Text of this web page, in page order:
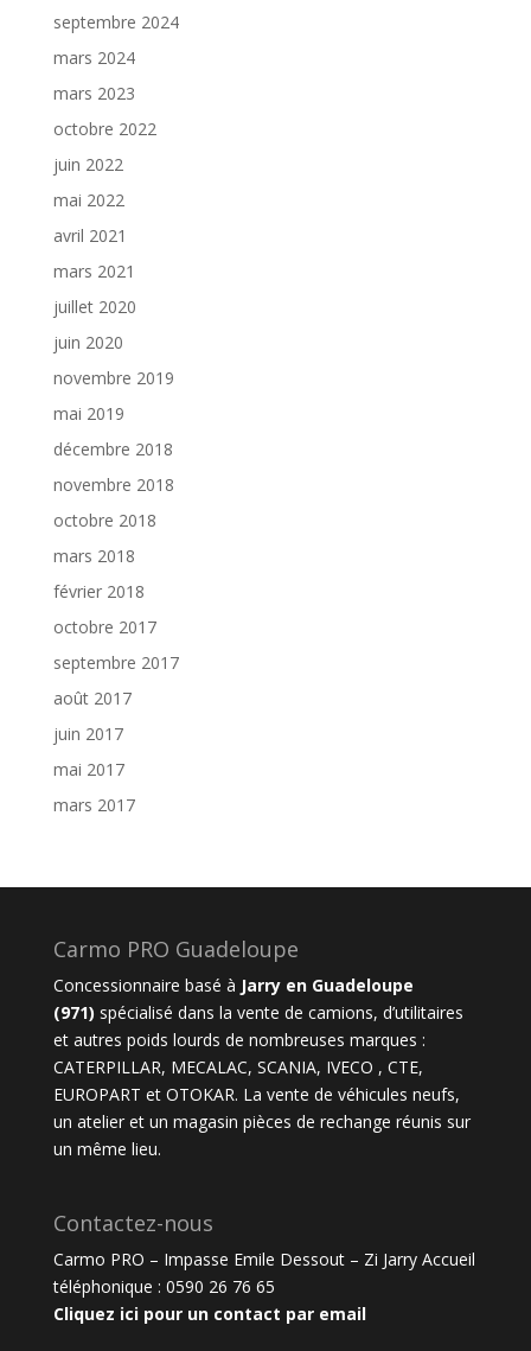
septembre 2024
mars 2024
mars 2023
octobre 2022
juin 2022
mai 2022
avril 2021
mars 2021
juillet 2020
juin 2020
novembre 2019
mai 2019
décembre 2018
novembre 2018
octobre 2018
mars 2018
février 2018
octobre 2017
septembre 2017
août 2017
juin 2017
mai 2017
mars 2017
Carmo PRO Guadeloupe
Concessionnaire basé à Jarry en Guadeloupe
(971) spécialisé dans la vente de camions, d’utilitaires
et autres poids lourds de nombreuses marques :
CATERPILLAR, MECALAC, SCANIA, IVECO , CTE,
EUROPART et OTOKAR. La vente de véhicules neufs,
un atelier et un magasin pièces de rechange réunis sur
un même lieu.
Contactez-nous
Carmo PRO – Impasse Emile Dessout – Zi Jarry Accueil
téléphonique : 0590 26 76 65
Cliquez ici pour un contact par email